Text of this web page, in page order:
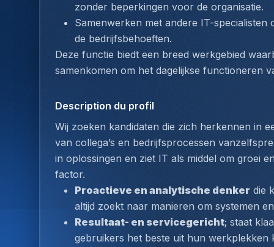
zonder beperkingen voor de organisatie.
Samenwerken met andere IT-specialisten
de bedrijfsbehoeften.
Deze functie biedt een breed werkgebied
samenkomen om het dagelijkse functioneren
Description du profil
Wij zoeken kandidaten die zich herkennen in
van collega’s en bedrijfsprocessen
in oplossingen en ziet IT als middel om groei
factor.
Proactieve en analytische denker die
altijd zoekt naar manieren om systemen
Resultaat- en servicegericht; staat
gebruikers het beste uit hun werkplekken